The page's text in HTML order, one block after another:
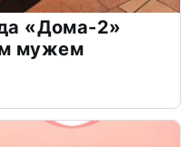
«Дома-2»
мужем